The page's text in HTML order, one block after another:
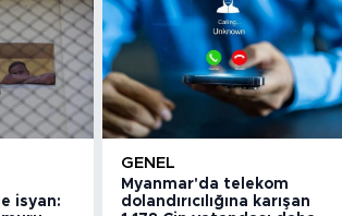
isyan:
GENEL
Myanmar'da telekom
dolandırıcılığına karışan